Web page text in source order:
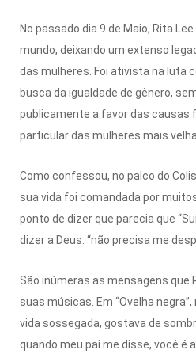
No passado dia 9 de Maio, Rita
mundo, deixando um extenso
das mulheres. Foi ativista na luta
busca da igualdade de gênero,
publicamente a favor das causas
particular das mulheres mais
Como confessou, no palco do
sua vida foi comandada por
ponto de dizer que parecia que
dizer a Deus: “não precisa me
São inúmeras as mensagens que
suas músicas. Em “Ovelha
vida sossegada, gostava de
quando meu pai me disse, você é